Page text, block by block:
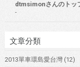
dtmsimonさんのトッ
-
文章分類
2013單車環島愛台灣 (12)